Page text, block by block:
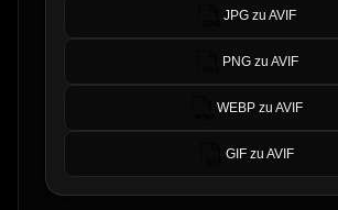
JPG zu AVIF
PNG zu AVIF
WEBP zu AVIF
GIF zu AVIF